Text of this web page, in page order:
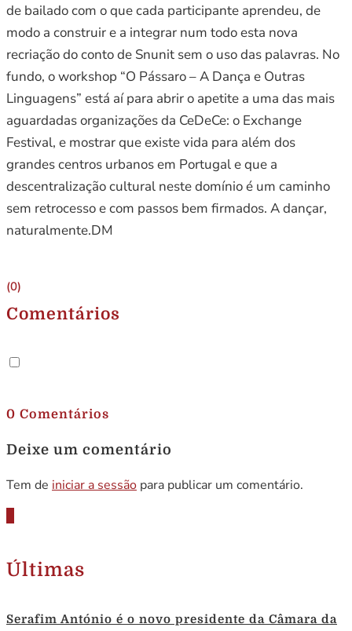
de bailado com o que cada participante aprendeu, de
modo a construir e a integrar num todo esta nova
recriação do conto de Snunit sem o uso das palavras. No
fundo, o workshop “O Pássaro – A Dança e Outras
Linguagens” está aí para abrir o apetite a uma das mais
aguardadas organizações da CeDeCe: o Exchange
Festival, e mostrar que existe vida para além dos
grandes centros urbanos em Portugal e que a
descentralização cultural neste domínio é um caminho
sem retrocesso e com passos bem firmados. A dançar,
naturalmente.DM
(0)
Comentários
0 Comentários
Deixe um comentário
Tem de iniciar a sessão para publicar um comentário.
Últimas
Serafim António é o novo presidente da Câmara da